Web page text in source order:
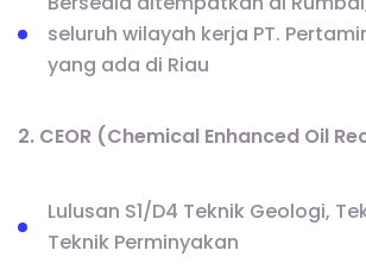
seluruh wilayah kerja PT.
yang ada di Riau
2. CEOR (Chemical Enhanced Oil
Lulusan S1/D4 Teknik Geologi,
Teknik Perminyakan